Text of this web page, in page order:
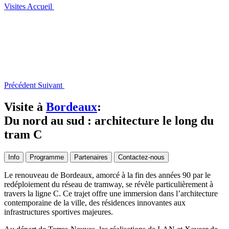
Visites Accueil
Précédent Suivant
Visite à Bordeaux:
Du nord au sud : architecture le long du
tram C
Info Programme Partenaires Contactez-nous
Le renouveau de Bordeaux, amorcé à la fin des années 90 par le
redéploiement du réseau de tramway, se révèle particulièrement à
travers la ligne C. Ce trajet offre une immersion dans l’architecture
contemporaine de la ville, des résidences innovantes aux
infrastructures sportives majeures.